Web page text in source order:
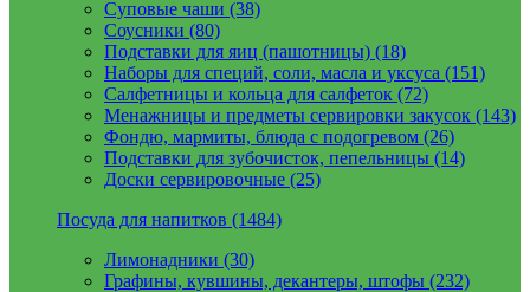
Суповые чаши (38)
Соусники (80)
Подставки для яиц (пашотницы) (18)
Наборы для специй, соли, масла и уксуса (151)
Салфетницы и кольца для салфеток (72)
Менажницы и предметы сервировки закусок (143)
Фондю, мармиты, блюда с подогревом (26)
Подставки для зубочисток, пепельницы (14)
Доски сервировочные (25)
Посуда для напитков (1484)
Лимонадники (30)
Графины, кувшины, декантеры, штофы (232)